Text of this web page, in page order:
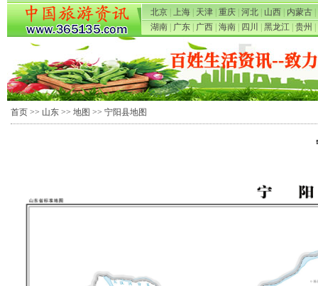
北京 上海 天津 重庆 河北 山西 内蒙古
湖南
广东 广西 海南 四川 黑龙江 贵州
首页 >> 山东 >> 地图 >> 宁阳县地图